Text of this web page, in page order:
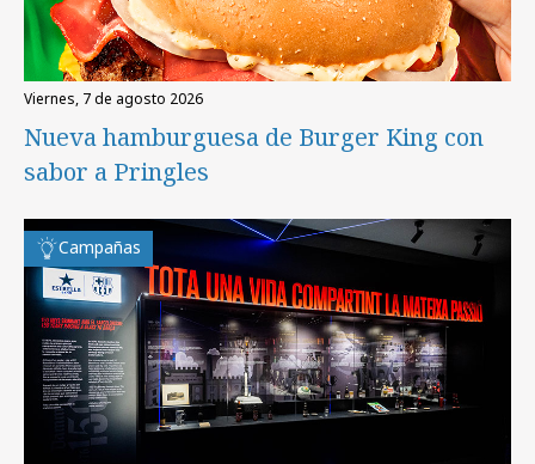
viernes, 7 de agosto 2026
Nueva hamburguesa de Burger King con
sabor a Pringles
Campañas